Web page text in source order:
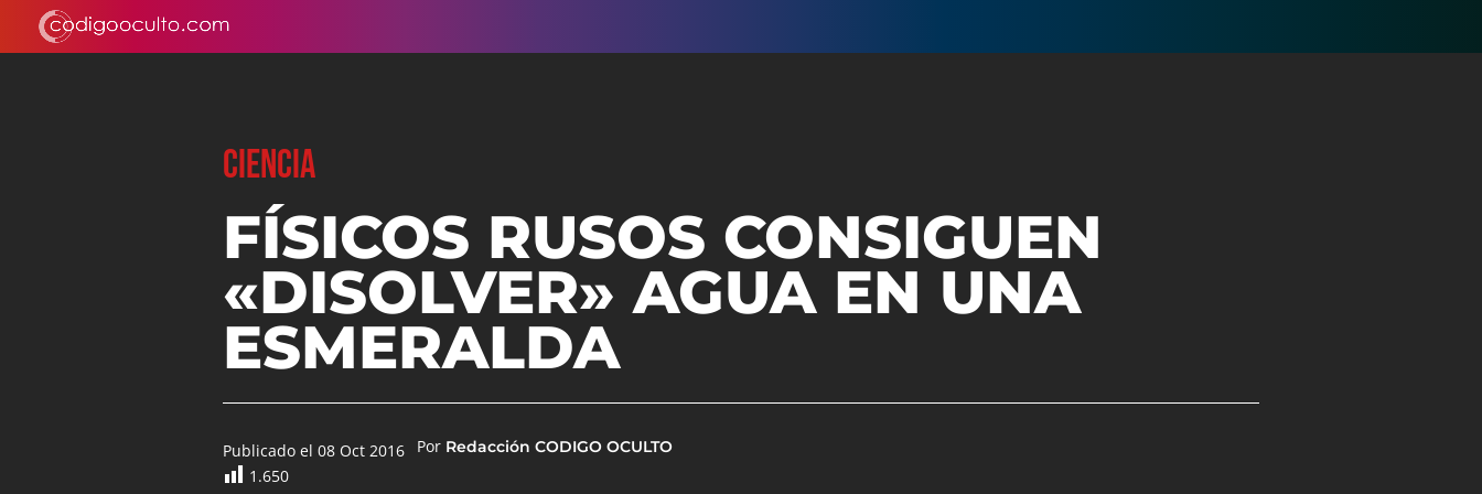
CIENCIA
FÍSICOS RUSOS CONSIGUEN
«DISOLVER» AGUA EN UNA
ESMERALDA
Publicado el 08 Oct 2016 Por Redacción CODIGO OCULTO
1.650